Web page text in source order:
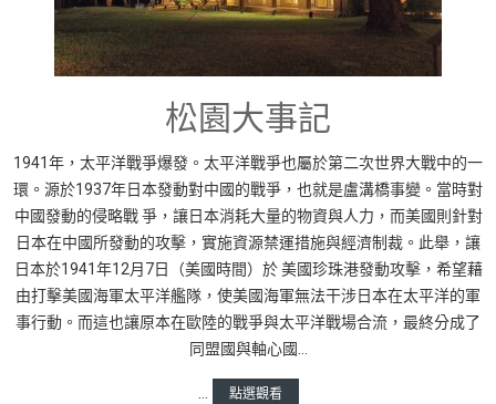
松園大事記
1941年，太平洋戰爭爆發。太平洋戰爭也屬於第二次世界大戰中的一
環。源於1937年日本發動對中國的戰爭，也就是盧溝橋事變。當時對
中國發動的侵略戰 爭，讓日本消耗大量的物資與人力，而美國則針對
日本在中國所發動的攻擊，實施資源禁運措施與經濟制裁。此舉，讓
日本於1941年12月7日（美國時間）於 美國珍珠港發動攻擊，希望藉
由打擊美國海軍太平洋艦隊，使美國海軍無法干涉日本在太平洋的軍
事行動。而這也讓原本在歐陸的戰爭與太平洋戰場合流，最終分成了
同盟國與軸心國...
... 點選觀看